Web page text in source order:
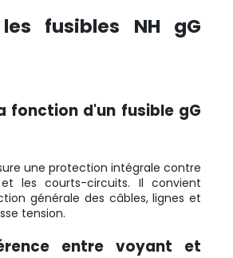
fusibles NH gG
fonction d'un fusible gG
une protection intégrale contre
les courts-circuits. Il convient
générale des câbles, lignes et
tension.
entre voyant et